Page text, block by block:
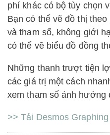
phí khác có bộ tùy chọn
Bạn có thể vẽ đồ thị
và tham số, không giới
có thể vẽ biểu đồ đồng
Những thanh trượt tiện
các giá trị một cách
xem tham số ảnh hưởng
>> Tải Desmos